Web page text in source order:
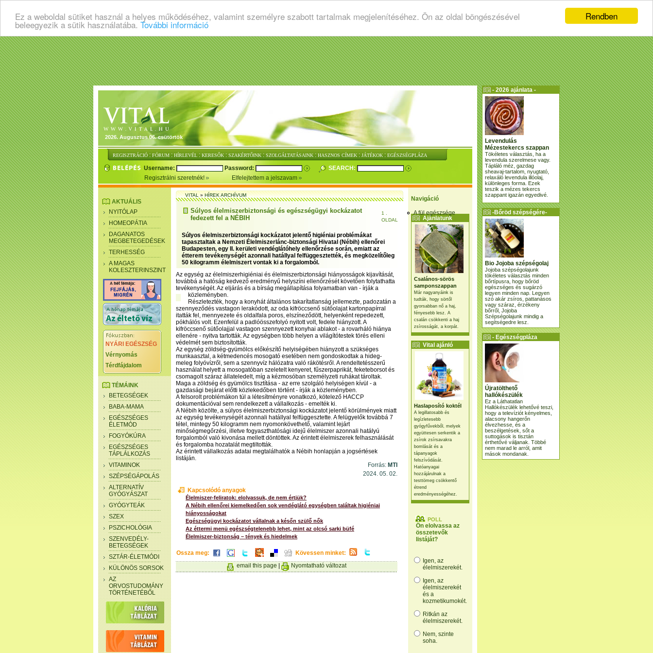
Rendben
Ez a weboldal sütiket használ a helyes működéséhez, valamint személyre szabott tartalmak megjelenítéséhez. Ön az oldal böngészésével
beleegyezik a sütik használatába. További információ
2026. Augusztus 06. csütörtök
REGISZTRÁCIÓ : FÓRUM : HÍRLEVÉL : KERESŐK : SZAKÉRTŐINK : SZOLGÁLTATÁSAINK : HASZNOS CÍMEK : JÁTÉKOK : EGÉSZSÉGPLÁZA
Username: Password:
SEARCH:
Regisztrálni szeretnék!
Elfelejtettem a jelszavam
Navigáció
A fül egészsége
Ajánlatunk
Csalános-sörös
samponszappan
Már nagyanyáink is
tudták, hogy sörtől
gyorsabban nő a haj,
fényesebb lesz. A
csalán csökkenti a haj
zsírosságát, a korpát.
Vital ajánló
Haslaposító koktél
A legillatosabb és
legízletesebb
gyógyfűvekből, melyek
együttesen serkentik a
zsírok zsírsavakra
bomlását és a
tápanyagok
felszívódását.
Hatóanyagai
hozzájárulnak a
testtömeg csökkentő
étrend
eredményességéhez.
POLL
Ön elolvassa az
összetevők
listáját?
Igen, az
élelmiszerekét.
Igen, az
élelmiszerekét
és a
kozmetikumokét.
Ritkán az
élelmiszerekét.
Nem, szinte
soha.
AKTUÁLIS
NYITÓLAP
HOMEOPÁTIA
DAGANATOS
MEGBETEGEDÉSEK
TERHESSÉG
A MAGAS
KOLESZTERINSZINT
NYÁRI EGÉSZSÉG
Vérnyomás
Térdfájdalom
TÉMÁINK
BETEGSÉGEK
BABA-MAMA
EGÉSZSÉGES
ÉLETMÓD
FOGYÓKÚRA
EGÉSZSÉGES
TÁPLÁLKOZÁS
VITAMINOK
SZÉPSÉGÁPOLÁS
ALTERNATÍV
GYÓGYÁSZAT
GYÓGYTEÁK
SZEX
PSZICHOLÓGIA
SZENVEDÉLY-
BETEGSÉGEK
SZTÁR-ÉLETMÓDI
KÜLÖNÖS SORSOK
AZ
ORVOSTUDOMÁNY
TÖRTÉNETÉBŐL
VITAL»HÍREK ARCHÍVUM
Súlyos élelmiszerbiztonsági és egészségügyi kockázatot
fedezett fel a NÉBIH
1 .
OLDAL
Súlyos élelmiszerbiztonsági kockázatot jelentő higiéniai problémákat
tapasztaltak a Nemzeti Élelmiszerlánc-biztonsági Hivatal (Nébih) ellenőrei
Budapesten, egy II. kerületi vendéglátóhely ellenőrzése során, emiatt az
étterem tevékenységét azonnali hatállyal felfüggesztették, és megközelítőleg
50 kilogramm élelmiszert vontak ki a forgalomból.
Az egység az élelmiszerhigiéniai és élelmiszerbiztonsági hiányosságok kijavítását,
továbbá a hatóság kedvező eredményű helyszíni ellenőrzését követően folytathatta
tevékenységét. Az eljárás és a bírság megállapítása folyamatban van - írják a
közleményben.
Részletezték, hogy a konyhát általános takarítatlanság jellemezte, padozatán a
szennyeződés vastagon lerakódott, az oda kifröccsenő sütőolajat kartonpapírral
itatták fel, mennyezete és oldalfala poros, elszíneződött, helyenként repedezett,
pókhálós volt. Ezenfelül a padlóösszefolyó nyitott volt, fedele hiányzott. A
kifröccsenő sütőolajjal vastagon szennyezett konyhai ablakot - a rovarháló hiánya
ellenére - nyitva tartották. Az egységben több helyen a világítótestek törés elleni
védelmét sem biztosították.
Az egység zöldség-gyümölcs előkészítő helyiségében hiányzott a szükséges
munkaasztal, a kétmedencés mosogató esetében nem gondoskodtak a hideg-
meleg folyóvízről, sem a szennyvíz hálózatra való rákötésről. A rendeltetésszerű
használat helyett a mosogatóban szeletelt kenyeret, fűszerpaprikát, feketeborsot és
csomagolt száraz állateledelt, míg a kézmosóban személyzeti ruhákat tároltak.
Maga a zöldség és gyümölcs tisztítása - az erre szolgáló helyiségen kívül - a
gazdasági bejárat előtti közlekedőben történt - írják a közleményben.
A felsorolt problémákon túl a létesítményre vonatkozó, kötelező HACCP
dokumentációval sem rendelkezett a vállalkozás - emelték ki.
A Nébih közölte, a súlyos élelmiszerbiztonsági kockázatot jelentő körülmények miatt
az egység tevékenységét azonnali hatállyal felfüggesztette. A felügyelők továbbá 7
tétel, mintegy 50 kilogramm nem nyomonkövethető, valamint lejárt
minőségmegőrzési, illetve fogyaszthatósági idejű élelmiszer azonnali hatályú
forgalomból való kivonása mellett döntöttek. Az érintett élelmiszerek felhasználását
és forgalomba hozatalát megtiltották.
Az érintett vállalkozás adatai megtalálhatók a Nébih honlapján a jogsértések
listáján.
Forrás: MTI
2024. 05. 02.
Kapcsolódó anyagok
Élelmiszer-feliratok: elolvassuk, de nem értjük?
A Nébih ellenőrei kiemelkedően sok vendéglátó egységben találtak higiéniai
hiányosságokat
Egészségügyi kockázatot vállalnak a későn szülő nők
Az éttermi menü egészségtelenebb lehet, mint az olcsó sarki büfé
Élelmiszer-biztonság – tények és hiedelmek
Ossza meg:
Kövessen minket:
email this page
Nyomtatható változat
- 2026 ajánlata -
Levendulás
Mézestekercs szappan
Tökéletes választás, ha a
levendula szerelmese vagy.
Tápláló méz, gazdag
sheavaj-tartalom, nyugtató,
relaxáló levendula illóolaj,
különleges forma. Ezek
teszik a mézes tekercs
szappant igazán egyedivé.
-Bőröd szépségére-
Bio Jojoba szépségolaj
Jojoba szépségolajunk
tökéletes választás minden
bőrtípusra, hogy bőröd
egészséges és sugárzó
legyen minden nap. Legyen
szó akár zsíros, pattanásos
vagy száraz, érzékeny
bőrről, Jojoba
Szépségolajunk mindig a
segítségedre lesz.
- Egészségpláza
ajánlatunk -
Újratölthető
hallókészülék
Ez a Láthatatlan
Hallókészülék lehetővé teszi,
hogy a televíziót kényelmes,
alacsony hangerőn
élvezhesse, és a
beszélgetések, sőt a
suttogások is tisztán
érthetővé váljanak. Többé
nem marad le arról, amit
mások mondanak.